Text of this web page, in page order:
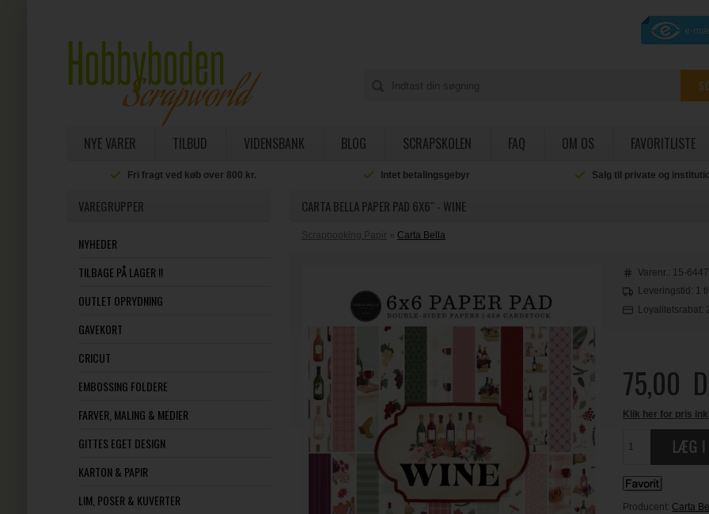
NYE VARER TILBUD VIDENSBANK BLOG SCRAPSKOLEN FAQ OM OS FAVORITLISTE
Fri fragt ved køb over 800 kr. Intet betalingsgebyr Salg til private og
VAREGRUPPER
NYHEDER
TILBAGE PÅ LAGER !!
OUTLET OPRYDNING
GAVEKORT
CRICUT
EMBOSSING FOLDERE
FARVER, MALING & MEDIER
GITTES EGET DESIGN
KARTON & PAPIR
LIM, POSER & KUVERTER
CARTA BELLA PAPER PAD 6X6" - WINE
Scrapbooking Papir » Carta Bella
Varenr.: 15-
Leveringstid: 1
Loyalitetsrabat:
75,00
Klik her for pris
Producent: Carta